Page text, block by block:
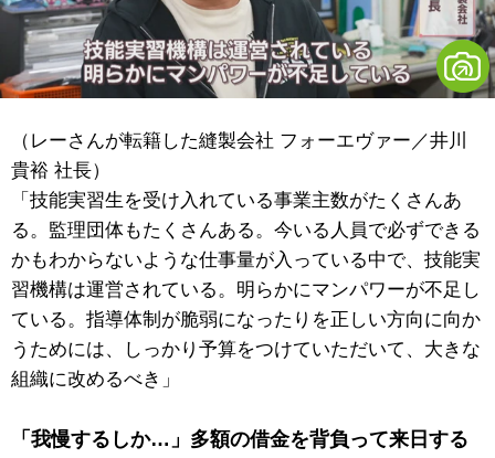
（レーさんが転籍した縫製会社 フォーエヴァー／井川
貴裕 社長）
「技能実習生を受け入れている事業主数がたくさんあ
る。監理団体もたくさんある。今いる人員で必ずできる
かもわからないような仕事量が入っている中で、技能実
習機構は運営されている。明らかにマンパワーが不足し
ている。指導体制が脆弱になったりを正しい方向に向か
うためには、しっかり予算をつけていただいて、大きな
組織に改めるべき」
「我慢するしか…」多額の借金を背負って来日する